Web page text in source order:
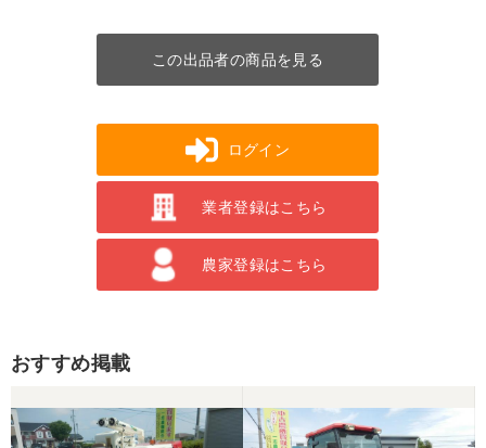
この出品者の商品を見る
ログイン
業者登録はこちら
農家登録はこちら
おすすめ掲載